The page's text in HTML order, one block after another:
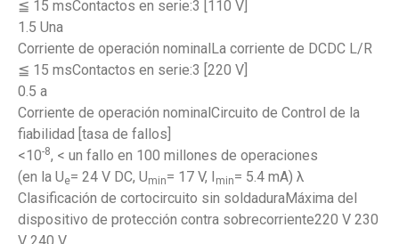
≦ 15 msContactos en serie:3 [110 V]
1.5 Una
Corriente de operación nominalLa corriente de DCDC L/R
≦ 15 msContactos en serie:3 [220 V]
0.5 a
Corriente de operación nominalCircuito de Control de la
fiabilidad [tasa de fallos]
<10-8, < un fallo en 100 millones de operaciones
(en la Ue= 24 V DC, Umin= 17 V, I min= 5.4 mA) λ
Clasificación de cortocircuito sin soldaduraMáxima del
dispositivo de protección contra sobrecorriente220 V 230
V 240 V